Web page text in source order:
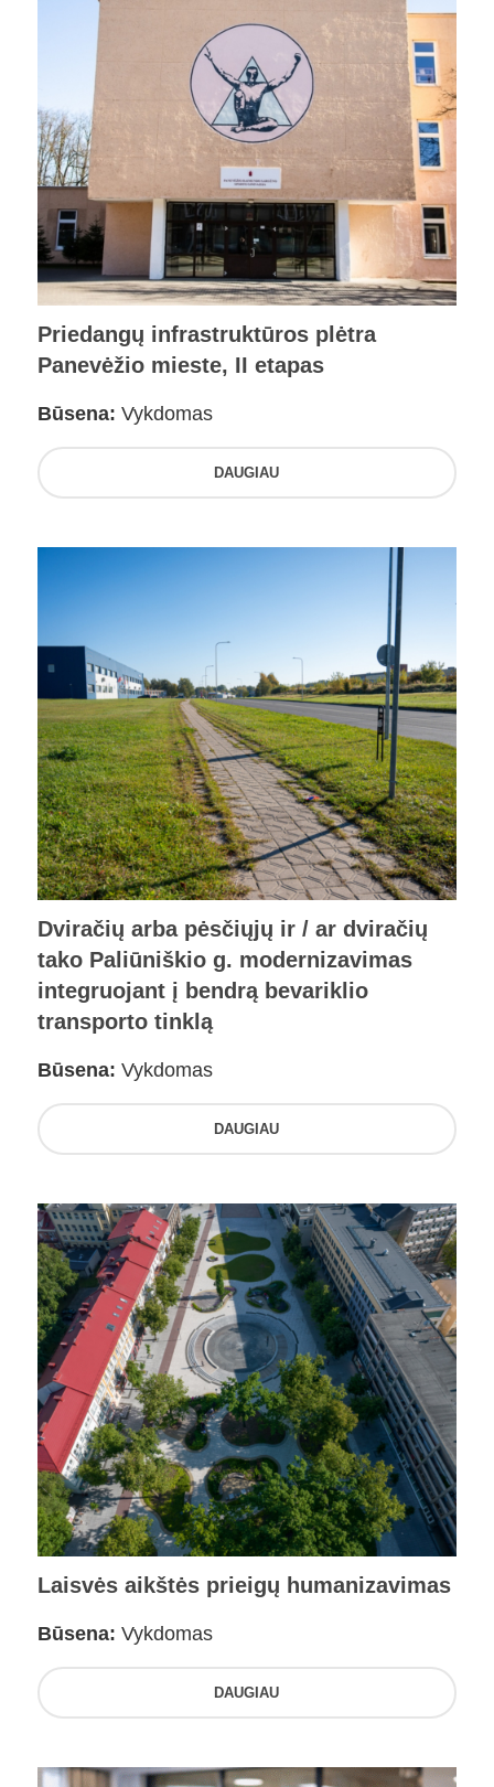
Priedangų infrastruktūros plėtra
Panevėžio mieste, II etapas
Būsena: Vykdomas
DAUGIAU
Dviračių arba pėsčiųjų ir / ar dviračių
tako Paliūniškio g. modernizavimas
integruojant į bendrą bevariklio
transporto tinklą
Būsena: Vykdomas
DAUGIAU
Laisvės aikštės prieigų humanizavimas
Būsena: Vykdomas
DAUGIAU